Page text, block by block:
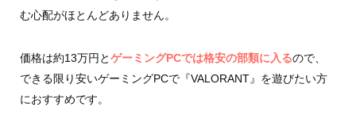
む心配がほとんどありません。
価格は約13万円とゲーミングPCでは格安の部類に入るので、
できる限り安いゲーミングPCで『VALORANT』を遊びたい方
におすすめです。